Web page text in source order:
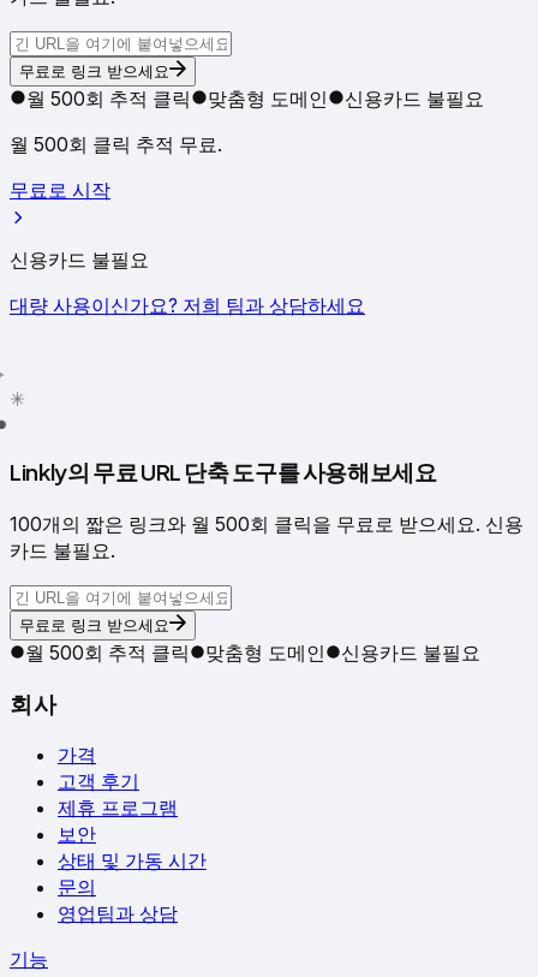
무료로 링크 받으세요
월 500회 추적 클릭 맞춤형 도메인
신용카드 불필요
월 500회 클릭 추적 무료.
무료로 시작
신용카드 불필요
대량 사용이신가요? 저희 팀과 상담하세요
✳
Linkly의 무료 URL 단축 도구를 사용해보세요
100개의 짧은 링크와 월 500회 클릭을 무료로 받으세요. 신용
카드 불필요.
무료로 링크 받으세요
월 500회 추적 클릭 맞춤형 도메인 신용카드 불필요
회사
가격
고객 후기
제휴 프로그램
보안
상태 및 가동 시간
문의
영업팀과 상담
기능